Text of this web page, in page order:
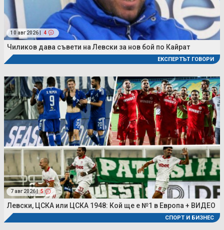
10 авг 2026 | 4
Чиликов дава съвети на Левски за нов бой по Кайрат
ЕКСПЕРТЪТ ГОВОРИ
7 авг 2026 | 5
Левски, ЦСКА или ЦСКА 1948: Кой ще е №1 в Европа + ВИДЕО
СПОРТ И БИЗНЕС